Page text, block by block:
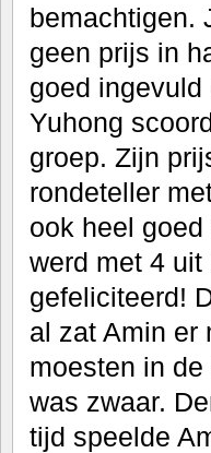
bemachtigen.
geen prijs in
goed
Yuhong
groep. Zijn
rondeteller
ook heel
werd met 4
gefeliciteerd!
al zat Amin er
moesten in
was zwaar.
tijd speelde